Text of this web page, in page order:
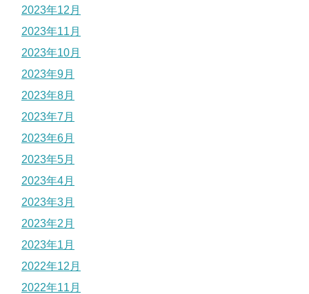
2023年12月
2023年11月
2023年10月
2023年9月
2023年8月
2023年7月
2023年6月
2023年5月
2023年4月
2023年3月
2023年2月
2023年1月
2022年12月
2022年11月